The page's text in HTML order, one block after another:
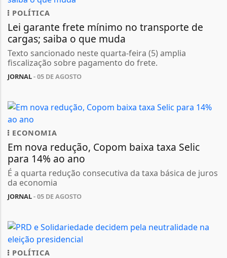
POLÍTICA
Lei garante frete mínimo no transporte de
cargas; saiba o que muda
Texto sancionado neste quarta-feira (5) amplia
fiscalização sobre pagamento do frete.
JORNAL- 05 DE AGOSTO
ECONOMIA
Em nova redução, Copom baixa taxa Selic
para 14% ao ano
É a quarta redução consecutiva da taxa básica de juros
da economia
JORNAL- 05 DE AGOSTO
POLÍTICA